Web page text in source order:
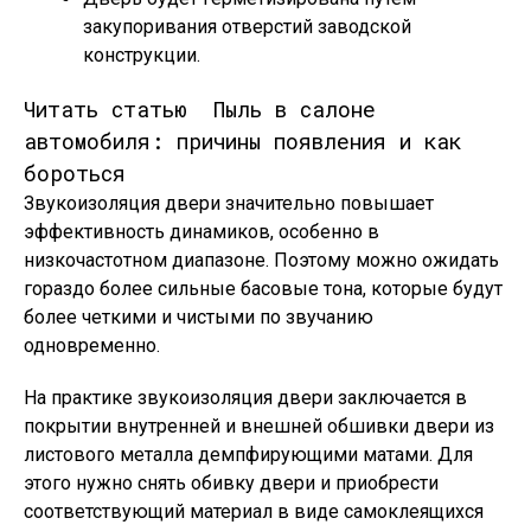
закупоривания отверстий заводской
конструкции.
Читать статью
Пыль в салоне
автомобиля: причины появления и как
бороться
Звукоизоляция двери значительно повышает
эффективность динамиков, особенно в
низкочастотном диапазоне. Поэтому можно ожидать
гораздо более сильные басовые тона, которые будут
более четкими и чистыми по звучанию
одновременно.
На практике звукоизоляция двери заключается в
покрытии внутренней и внешней обшивки двери из
листового металла демпфирующими матами. Для
этого нужно снять обивку двери и приобрести
соответствующий материал в виде самоклеящихся